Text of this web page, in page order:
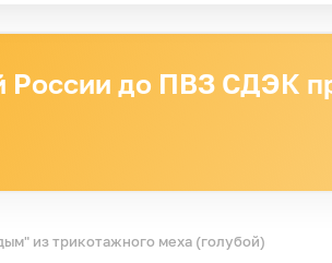
до ПВЗ СДЭК
из трикотажного меха (голубой)